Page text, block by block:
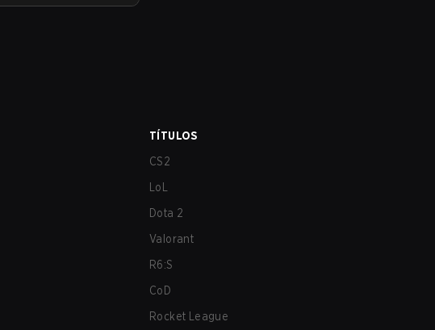
TÍTULOS
CS2
LoL
Dota 2
Valorant
R6:S
CoD
Rocket League